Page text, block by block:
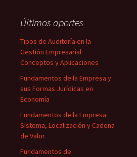
Últimos aportes
Tipos de Auditoría en la
Gestión Empresarial:
Conceptos y Aplicaciones
Fundamentos de la Empresa y
sus Formas Jurídicas en
Economía
Fundamentos de la Empresa:
Sistema, Localización y Cadena
de Valor
Fundamentos de